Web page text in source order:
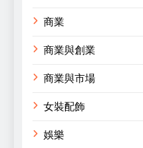
商業
商業與創業
商業與市場
女裝配飾
娛樂